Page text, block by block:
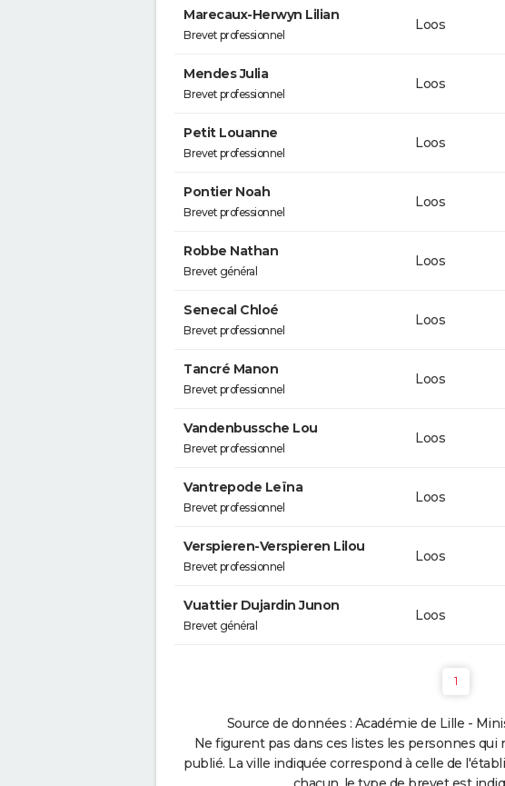
Marecaux-Herwyn Lilian
Brevet professionnel
Loos
Mendes Julia
Brevet professionnel
Loos
Petit Louanne
Brevet professionnel
Loos
Pontier Noah
Brevet professionnel
Loos
Robbe Nathan
Brevet général
Loos
Senecal Chloé
Brevet professionnel
Loos
Tancré Manon
Brevet professionnel
Loos
Vandenbussche Lou
Brevet professionnel
Loos
Vantrepode Leïna
Brevet professionnel
Loos
Verspieren-Verspieren Lilou
Brevet professionnel
Loos
Vuattier Dujardin Junon
Brevet général
Loos
1
Source de données : Académie de Lille -
Ne figurent pas dans ces listes les personnes
publié. La ville indiquée correspond à celle de